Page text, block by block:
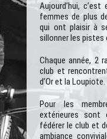
Aujourd’hui,
femmes de plus
qui ont plaisir à
sillonner les
Chaque année, 2
club et
d’Or et la Loupiote.
Pour les
extérieures sont
fédérer le club et
ambiance